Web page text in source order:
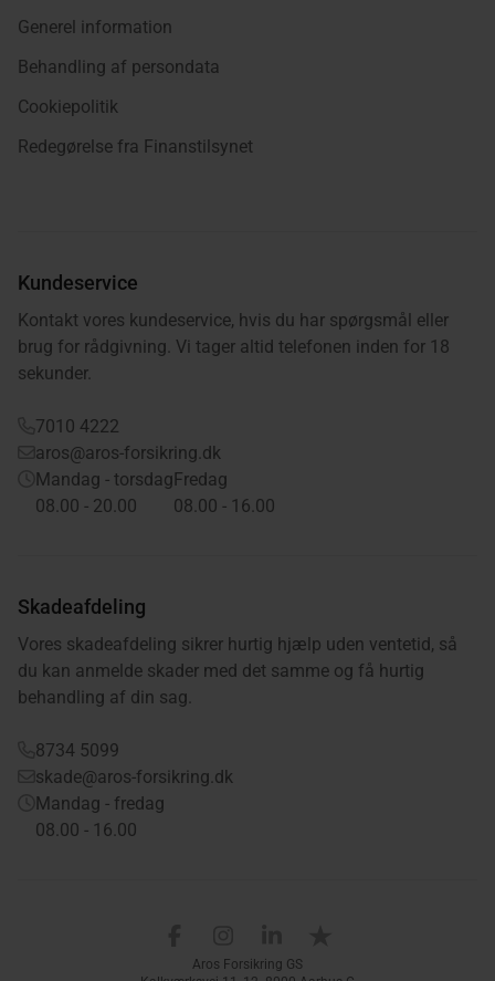
Generel information
Behandling af persondata
Cookiepolitik
Redegørelse fra Finanstilsynet
Kundeservice
Kontakt vores kundeservice, hvis du har spørgsmål eller
brug for rådgivning. Vi tager altid telefonen inden for 18
sekunder.
7010 4222
aros@aros-forsikring.dk
Mandag - torsdag
08.00 - 20.00
Fredag
08.00 - 16.00
Skadeafdeling
Vores skadeafdeling sikrer hurtig hjælp uden ventetid, så
du kan anmelde skader med det samme og få hurtig
behandling af din sag.
8734 5099
skade@aros-forsikring.dk
Mandag - fredag
08.00 - 16.00
Aros Forsikring GS